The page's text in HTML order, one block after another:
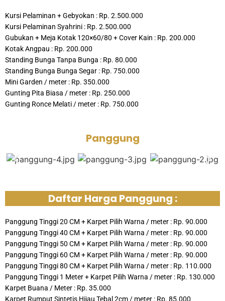
Kursi Pelaminan + Gebyokan : Rp. 2.500.000
Kursi Pelaminan Syahrini : Rp. 2.500.000
Gubukan + Meja Kotak 120×60/80 + Cover Kain : Rp. 200.000
Kotak Angpau : Rp. 200.000
Standing Bunga Tanpa Bunga : Rp. 80.000
Standing Bunga Bunga Segar : Rp. 750.000
Mini Garden / meter : Rp. 350.000
Gunting Pita Biasa / meter : Rp. 250.000
Gunting Ronce Melati / meter : Rp. 750.000
Panggung
Daftar Harga Panggung :
Panggung Tinggi 20 CM + Karpet Pilih Warna / meter : Rp. 90.000
Panggung Tinggi 40 CM + Karpet Pilih Warna / meter : Rp. 90.000
Panggung Tinggi 50 CM + Karpet Pilih Warna / meter : Rp. 90.000
Panggung Tinggi 60 CM + Karpet Pilih Warna / meter : Rp. 90.000
Panggung Tinggi 80 CM + Karpet Pilih Warna / meter : Rp. 110.000
Panggung Tinggi 1 Meter + Karpet Pilih Warna / meter : Rp. 130.000
Karpet Buana / Meter : Rp. 35.000
Karpet Rumput Sintetis Hijau Tebal 2cm / meter : Rp. 85.000